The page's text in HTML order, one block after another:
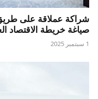
شراكة عملاقة على
صياغة خريطة الاقتصاد
1 سبتمبر 2025